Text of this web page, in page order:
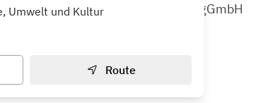
Kultur am Kloster Roggenburg gGmbH
Umwelt und Kultur
Route